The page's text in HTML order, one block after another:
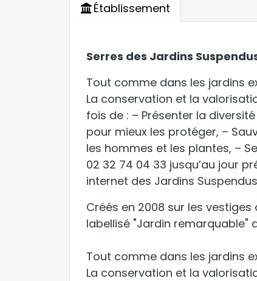
Établissement
Serres des Jardins
Tout comme dans les jardins
La conservation et la
fois de : – Présenter la
pour mieux les protéger, –
les hommes et les plantes, –
02 32 74 04 33 jusqu’au jour
internet des Jardins
Créés en 2008 sur les
labellisé "Jardin remarquable"
Tout comme dans les jardins
La conservation et la